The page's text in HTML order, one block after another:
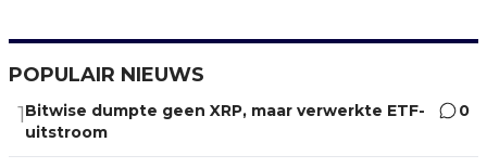
POPULAIR NIEUWS
1Bitwise dumpte geen XRP, maar verwerkte ETF-
uitstroom
0